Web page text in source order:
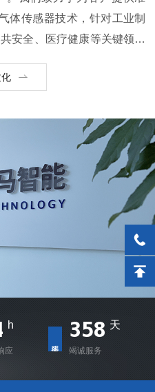
体传感器技术，针对工业制
安全、医疗健康等关键领域
应用创新，我们能为复杂环
析仪器、在线式分析仪器等
度，全面守护生命、环境与
生...
h
应
362 天
竭诚服务